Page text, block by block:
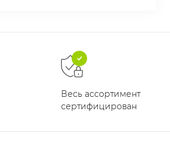
Весь ассортимент
сертифицирован